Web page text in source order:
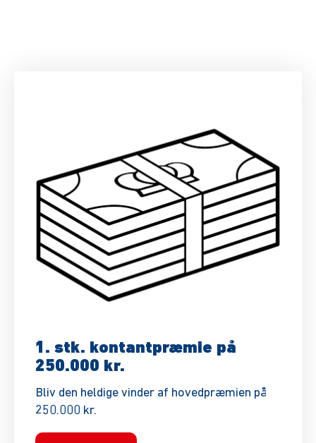
1. stk. kontantpræmie på
250.000 kr.
Bliv den heldige vinder af hovedpræmien på
250.000 kr.